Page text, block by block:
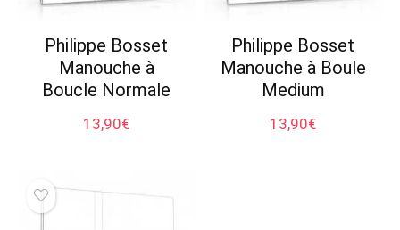
Philippe Bosset
Manouche à
Boucle Normale
13,90€
Philippe Bosset
Manouche à Boule
Medium
13,90€